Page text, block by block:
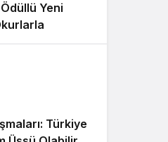
Yeni
Türkiye